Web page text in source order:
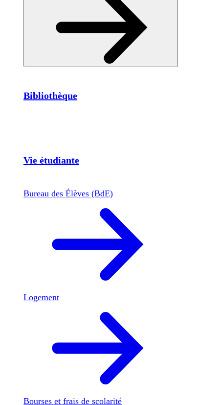
Bibliothèque
Vie étudiante
Bureau des Élèves (BdE)
Logement
Bourses et frais de scolarité